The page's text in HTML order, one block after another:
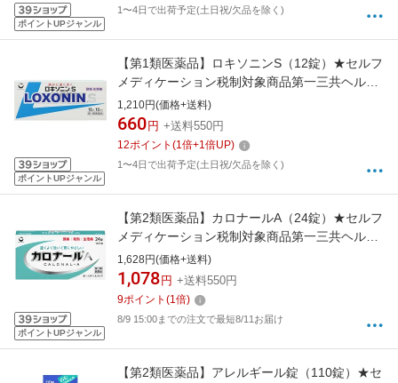
ポイントUPジャンル
1〜4日で出荷予定(土日祝/欠品を除く)
ポイントUPジャンル
【第1類医薬品】ロキソニンS（12錠）★セルフ
メディケーション税制対象商品第一三共ヘルス
ケア｜DAIICHI SANKYO HEALTHCARE
1,210円(価格+送料)
660 円 +送料550円
12ポイント (1倍+1倍UP)
1〜4日で出荷予定(土日祝/欠品を除く)
ポイントUPジャンル
【第2類医薬品】カロナールA（24錠）★セルフ
メディケーション税制対象商品第一三共ヘルス
ケア｜DAIICHI SANKYO HEALTHCARE
1,628円(価格+送料)
1,078 円 +送料550円
9ポイント (1倍)
8/9 15:00までの注文で最短8/11お届け
【第2類医薬品】アレルギール錠（110錠）★セ